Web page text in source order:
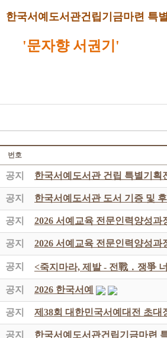
한국서예도서관건립기금마련 특
'문자향 서권기'
번호
공지 한국서예도서관 건립 특별기획
공지 한국서예도서관 도서 기증 및
공지 2026 서예교육 전문인력양성과
공지 2026 서예교육 전문인력양성과
공지 <죽지마라, 제발 - 전戰 ․ 쟁爭
공지 2026 한국서예
공지 제38회 대한민국서예대전 초대
공지 한국서예도서관건립기금마련